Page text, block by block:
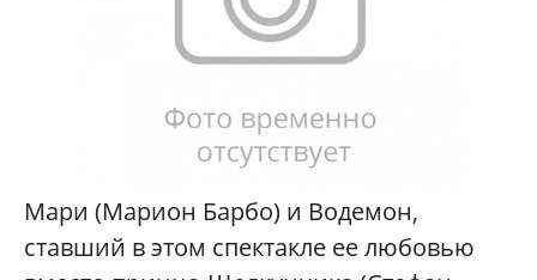
Мари (Марион Барбо) и Водемон,
ставший в этом спектакле ее любовью